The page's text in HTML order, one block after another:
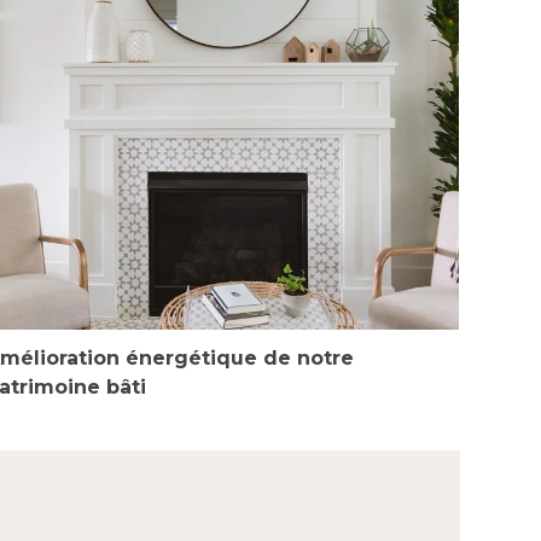
énergétique de notre
bâti